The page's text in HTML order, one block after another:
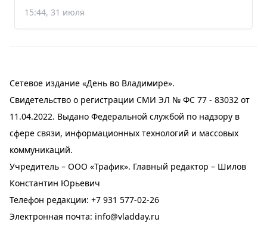
15:44, 31 июля
Сетевое издание «День во Владимире».
Свидетельство о регистрации СМИ ЭЛ № ФС 77 - 83032 от
11.04.2022. Выдано Федеральной службой по надзору в
сфере связи, информационных технологий и массовых
коммуникаций.
Учредитель – ООО «Трафик». Главный редактор – Шилов
Константин Юрьевич
Телефон редакции: +7 931 577-02-26
Электронная почта: info@vladday.ru